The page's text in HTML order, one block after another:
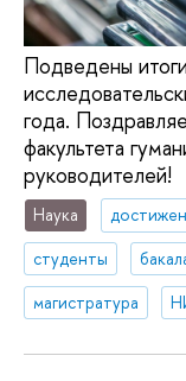
Подведены
года.
факультета
руководителей!
Наука
студенты
магистратура